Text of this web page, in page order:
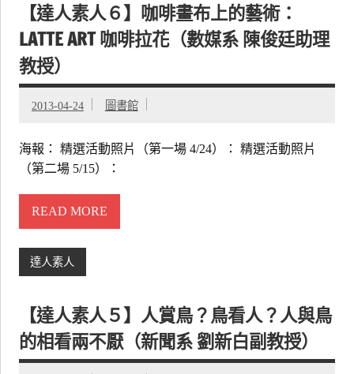
【達人素人６】咖啡畫布上的藝術：
LATTE ART 咖啡拉花（數媒系 陳俊廷助理
教授）
2013-04-24 圖書館
海報： 精選活動照片（第一場 4/24）： 精選活動照片
（第二場 5/15）：
READ MORE
達人素人
【達人素人５】人賞鳥？鳥看人？人與鳥
的相看兩不厭（新聞系 劉新白副教授）